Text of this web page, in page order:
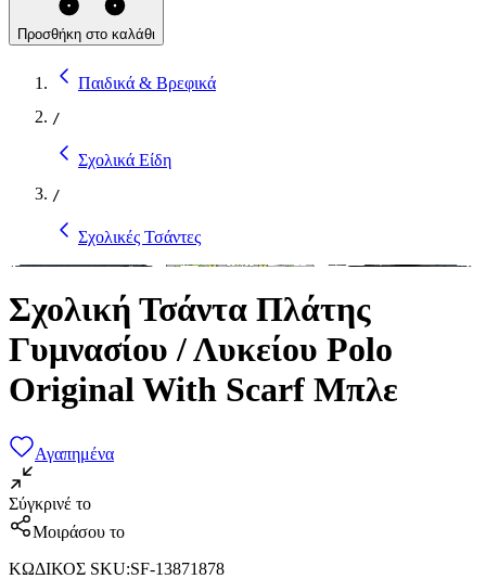
Προσθήκη στο καλάθι
Παιδικά & Βρεφικά
/
Σχολικά Είδη
/
Σχολικές Τσάντες
Σχολική Τσάντα Πλάτης
Γυμνασίου / Λυκείου Polo
Original With Scarf Μπλε
Αγαπημένα
Σύγκρινέ το
Μοιράσου το
ΚΩΔΙΚΟΣ SKU:SF-13871878